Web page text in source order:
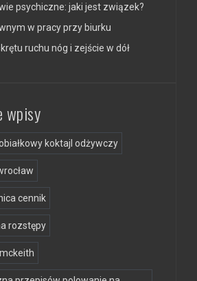
psychiczne: jaki jest związek?
w pracy przy biurku
ruchu nóg i zejście w dół
wpisy
koktajl odżywczy
cennik
rozstępy